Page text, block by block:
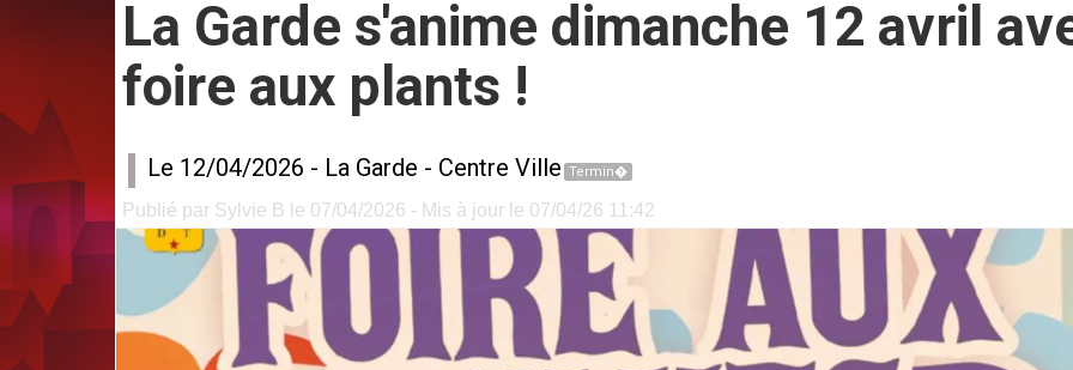
La Garde s'anime dimanche 12 avril
foire aux plants !
Le 12/04/2026 - La Garde - Centre Ville Termin�
Publié par Sylvie B le 07/04/2026 - Mis à jour le 07/04/26 11:42